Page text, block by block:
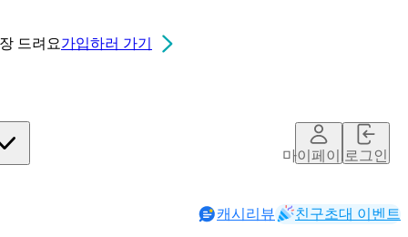
드려요가입하러 가기
마이페이지로그인
캐시리뷰 친구초대 이벤트